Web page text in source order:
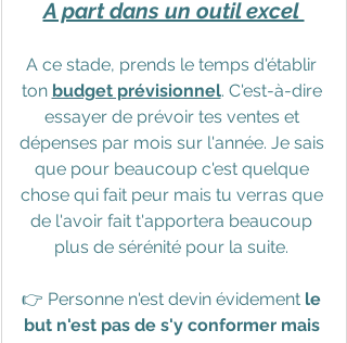
A part dans un outil excel
A ce stade, prends le temps d'établir
ton budget prévisionnel. C'est-à-dire
essayer de prévoir tes ventes et
dépenses par mois sur l'année. Je sais
que pour beaucoup c'est quelque
chose qui fait peur mais tu verras que
de l'avoir fait t'apportera beaucoup
plus de sérénité pour la suite.
👉 Personne n'est devin évidement le
but n'est pas de s'y conformer mais